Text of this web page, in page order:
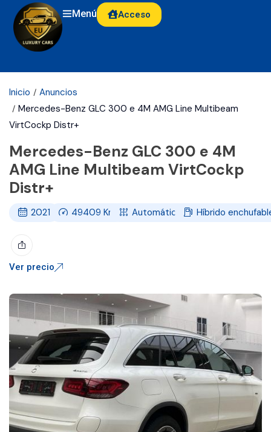
Menú Acceso
Inicio
Anuncios
Mercedes-Benz GLC 300 e 4M AMG Line Multibeam
VirtCockp Distr+
Mercedes-Benz GLC 300 e 4M
AMG Line Multibeam VirtCockp
Distr+
2021 49409 Km Automático Híbrido
Ver precio